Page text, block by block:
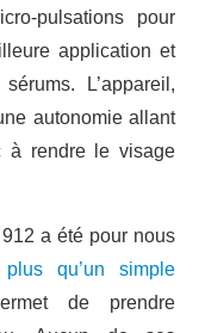
pulsations pour
application et
L’appareil,
autonomie allant
à rendre le visage
a été pour nous
plus qu’un simple
de prendre